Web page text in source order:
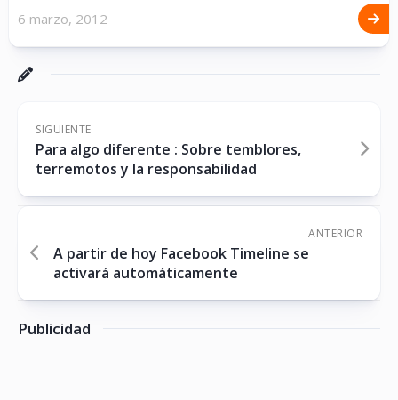
6 marzo, 2012
SIGUIENTE
Para algo diferente : Sobre temblores,
terremotos y la responsabilidad
ANTERIOR
A partir de hoy Facebook Timeline se
activará automáticamente
Publicidad